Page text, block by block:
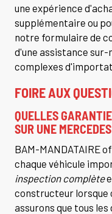
une expérience
supplémentaire ou
notre formulaire de
d'une assistance
complexes
FOIRE AUX
QUELLES
SUR UNE
BAM-MANDATAIRE
chaque véhicule
inspection complète
constructeur lorsque
assurons que tous